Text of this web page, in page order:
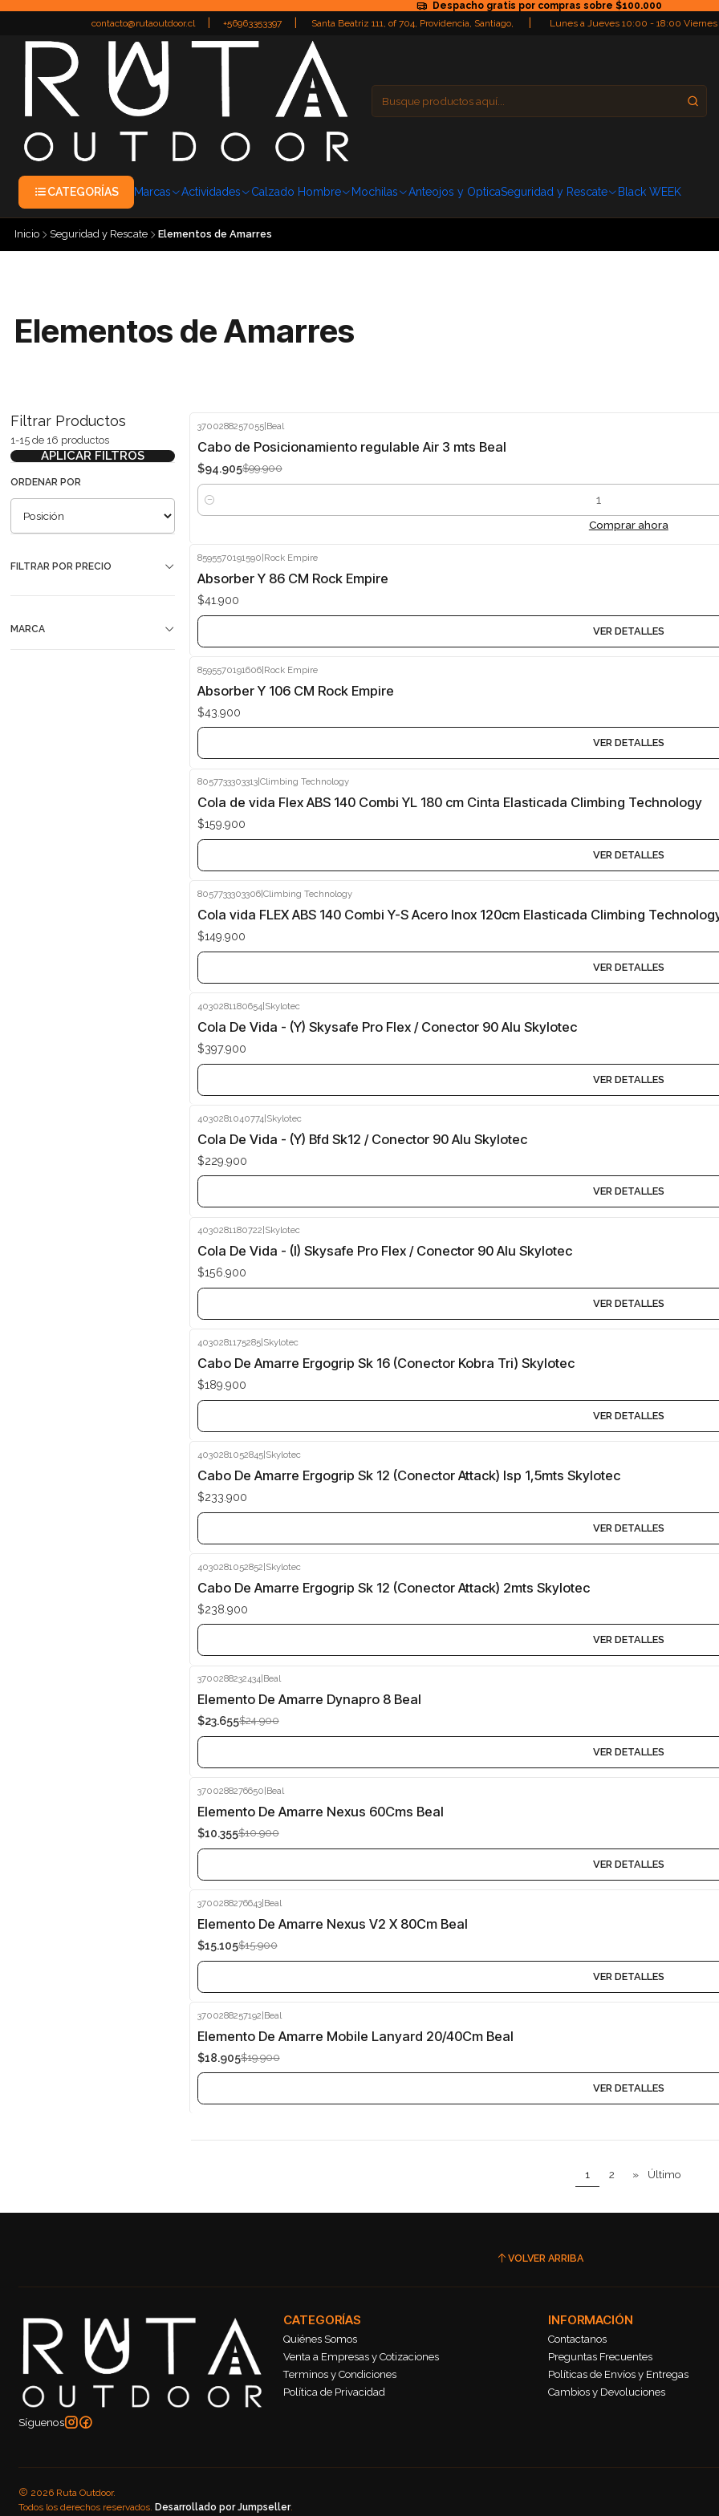
Despacho gratis por compras sobre $100.000
contacto@rutaoutdoor.cl
+56963353397
Santa Beatriz 111, of 704, Providencia, Santiago,
Lunes a Jueves 10:00 - 18:00
CATEGORÍAS Marcas Actividades Calzado Hombre Mochilas Anteojos y OpticaSeguridad y Rescate Black WEEK
Inicio Seguridad y Rescate Elementos de Amarres
Elementos de Amarres
Filtrar Productos
1-15 de 16 productos
APLICAR FILTROS
ORDENAR POR
FILTRAR POR PRECIO
MARCA
-5%
3700288257055| Beal
Cabo de Posicionamiento regulable Air 3 mts Beal
$94.905$99.900
Cantidad
Comprar ahora
8595570191590 Rock Empire
Absorber Y 86 CM Rock Empire
$41.900
VER DETALLES
8595570191606|Rock Empire
Absorber Y 106 CM Rock Empire
$43.900
VER DETALLES
8057733303313| Climbing Technology
Cola de vida Flex ABS 140 Combi YL 180 cm Cinta Elasticada Climbing Technology
$159.900
VER DETALLES
8057733303306| Climbing Technology
Cola vida FLEX ABS 140 Combi Y-S Acero Inox 120cm Elasticada Climbing
$149.900
VER DETALLES
4030281180654| Skylotec
Cola De Vida - (Y) Skysafe Pro Flex / Conector 90 Alu Skylotec
$397.900
VER DETALLES
4030281040774|Skylotec
Cola De Vida - (Y) Bfd Sk12 / Conector 90 Alu Skylotec
$229.900
VER DETALLES
4030281180722 Skylotec
Cola De Vida - (I) Skysafe Pro Flex / Conector 90 Alu Skylotec
$156.900
VER DETALLES
4030281175285| Skylotec
Cabo De Amarre Ergogrip Sk 16 (Conector Kobra Tri) Skylotec
$189.900
VER DETALLES
4030281052845| Skylotec
Cabo De Amarre Ergogrip Sk 12 (Conector Attack) Isp 1,5mts Skylotec
$233.900
VER DETALLES
4030281052852|Skylotec
Cabo De Amarre Ergogrip Sk 12 (Conector Attack) 2mts Skylotec
$238.900
VER DETALLES
-5%
Agotado
3700288232434| Beal
Elemento De Amarre Dynapro 8 Beal
$23.655$24.900
VER DETALLES
-5%
Agotado
3700288276650 Beal
Elemento De Amarre Nexus 60Cms Beal
$10.355$10.900
VER DETALLES
-5%
Agotado
3700288276643| Beal
Elemento De Amarre Nexus V2 X 80Cm Beal
$15.105$15.900
VER DETALLES
-5%
Agotado
3700288257192|Beal
Elemento De Amarre Mobile Lanyard 20/40Cm Beal
$18.905$19.900
VER DETALLES
1 2 » Último
VOLVER ARRIBA
Síguenos
CATEGORÍAS
Quiénes Somos
Venta a Empresas y Cotizaciones
Terminos y Condiciones
Política de Privacidad
INFORMACIÓN
Contactanos
Preguntas Frecuentes
Políticas de Envíos y Entregas
Cambios y Devoluciones
2026 Ruta Outdoor.
Todos los derechos reservados. Desarrollado por Jumpseller.